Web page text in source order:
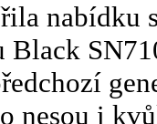
nabídku
Black
nesou i